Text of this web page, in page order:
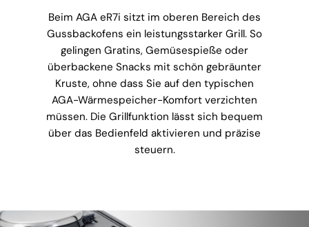
Beim AGA eR7i sitzt im oberen Bereich des
Gussbackofens ein leistungsstarker Grill. So
gelingen Gratins, Gemüsespieße oder
überbackene Snacks mit schön gebräunter
Kruste, ohne dass Sie auf den typischen
AGA-Wärmespeicher-Komfort verzichten
müssen. Die Grillfunktion lässt sich bequem
über das Bedienfeld aktivieren und präzise
steuern.